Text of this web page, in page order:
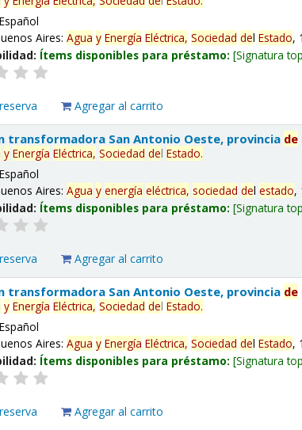
Español
Aires:Agua y Energía Eléctrica, Sociedad delEstado,
Ítems disponibles para préstamo: Signatura
Agregar al carrito
transformadora San Antonio Oeste, provincia de
y Energía Eléctrica, Sociedad delEstado.
Español
Aires:Agua y energía eléctrica, sociedad delestado,
Ítems disponibles para préstamo: Signatura
Agregar al carrito
transformadora San Antonio Oeste, provincia de
y Energía Eléctrica, Sociedad delEstado.
Español
Aires:Agua y Energía Eléctrica, Sociedad delEstado,
Ítems disponibles para préstamo: Signatura
Agregar al carrito